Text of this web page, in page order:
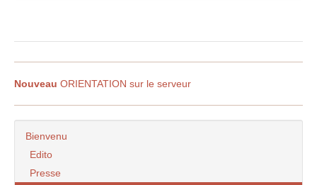
Nouveau ORIENTATION sur le serveur
Bienvenu
Edito
Presse